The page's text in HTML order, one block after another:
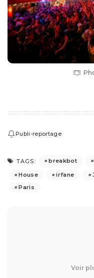
Publi-reportage
TAGS: breakbot
House
irfane
Paris
Voir